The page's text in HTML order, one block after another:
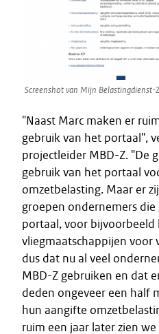
Screenshot van Mijn Belastingdienst-
"Naast Marc maken er
gebruik van het portaal",
projectleider MBD-Z. "De
gebruik van het portaal
omzetbelasting. Maar er
groepen ondernemers
portaal, voor
vliegmaatschappijen voor
dus dat nu al veel
MBD-Z gebruiken en dat
deden ongeveer een half
hun aangifte
ruim een jaar later zien